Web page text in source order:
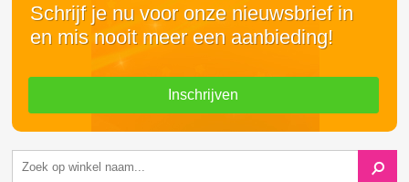
Schrijf je nu voor onze nieuwsbrief in
en mis nooit meer een aanbieding!
Inschrijven